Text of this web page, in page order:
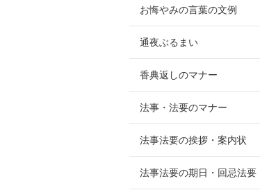
お悔やみの言葉の文例
通夜ぶるまい
香典返しのマナー
法事・法要のマナー
法事法要の挨拶・案内状
法事法要の期日・回忌法要